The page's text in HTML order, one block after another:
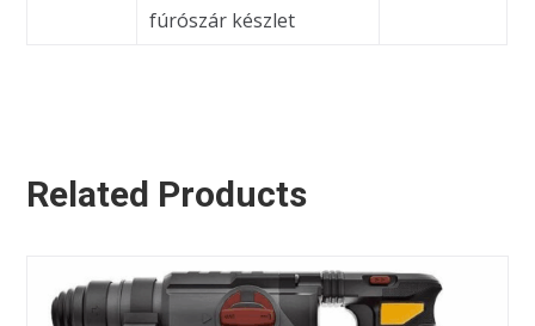
fúrószár készlet
Related Products